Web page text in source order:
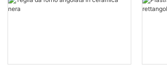
depends on your baking lifestyle. For serious
making it a worthwhile investment for serious